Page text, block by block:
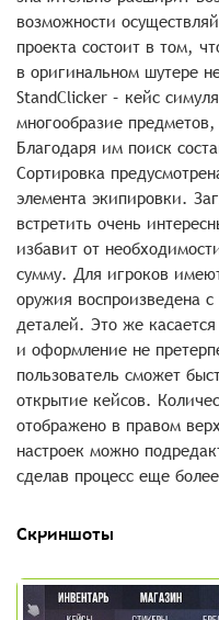
возможности
проекта состоит в том,
в оригинальном шутере
StandClicker – кейс
многообразие
Благодаря им поиск
Сортировка
элемента экипировки.
встретить очень
избавит от
сумму. Для игроков
оружия воспроизведена
деталей. Это же
и оформление не
пользователь сможет
открытие кейсов.
отображено в правом
настроек можно
сделав процесс еще
Скриншоты